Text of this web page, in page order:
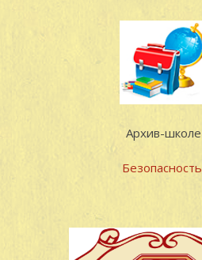
Архив-школе
Безопасность